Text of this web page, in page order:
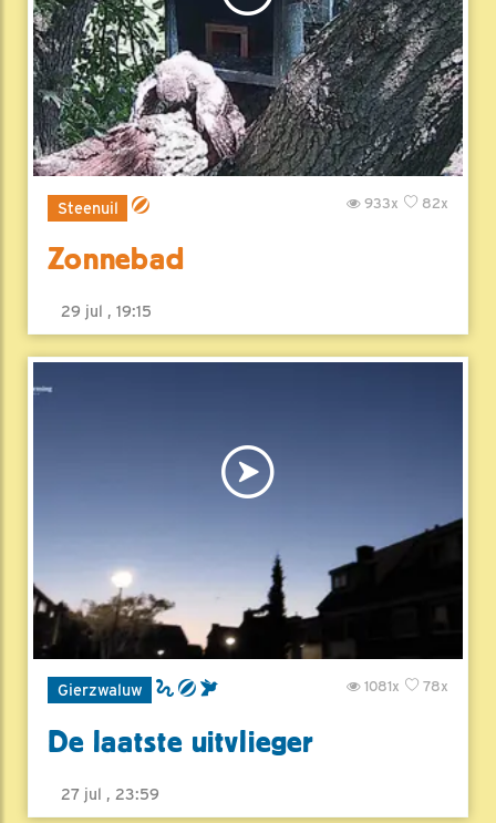
Steenuil 82x
933x
Zonnebad
29 jul , 19:15
Gierzwaluw 78x
1081x
De laatste uitvlieger
27 jul , 23:59